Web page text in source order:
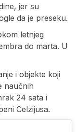
jer su
da je preseku.
letnjeg
do marta. U
i objekte koji
naučnih
24 sata i
Celzijusa.